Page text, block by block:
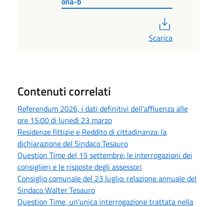
Scarica
Contenuti correlati
Referendum 2026, i dati definitivi dell’affluenza alle
ore 15:00 di lunedì 23 marzo
Residenze fittizie e Reddito di cittadinanza: la
dichiarazione del Sindaco Tesauro
Question Time del 15 settembre: le interrogazioni dei
consiglieri e le risposte degli assessori
Consiglio comunale del 23 luglio: relazione annuale del
Sindaco Walter Tesauro
Question Time, un’unica interrogazione trattata nella